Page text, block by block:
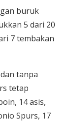
buruk
5 dari 20
7 tembakan
tanpa
tetap
14 asis,
Spurs, 17